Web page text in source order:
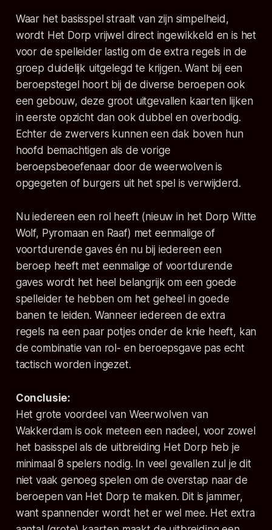
Waar het basisspel straalt van zijn simpelheid,
wordt Het Dorp vrijwel direct ingewikkeld en is het
voor de spelleider lastig om de extra regels in de
groep duidelijk uitgelegd te krijgen. Want bij een
beroepstegel hoort bij de diverse beroepen ook
een gebouw, deze groot uitgevallen kaarten lijken
in eerste opzicht dan ook dubbel en overbodig.
Echter de zwervers kunnen een dak boven hun
hoofd bemachtigen als de vorige
beroepsbeoefenaar door de weerwolven is
opgegeten of burgers uit het spel is verwijderd.
Nu iedereen een rol heeft (nieuw in het Dorp Witte
Wolf, Pyromaan en Raaf) met eenmalige of
voortdurende gaves én nu bij iedereen een
beroep heeft met eenmalige of voortdurende
gaves wordt het heel belangrijk om een goede
spelleider te hebben om het geheel in goede
banen te leiden. Wanneer iedereen de extra
regels na een paar potjes onder de knie heeft, kan
de combinatie van rol- en beroepsgave pas echt
tactisch worden ingezet.
Conclusie:
Het grote voordeel van Weerwolven van
Wakkerdam is ook meteen een nadeel, voor zowel
het basisspel als de uitbreiding Het Dorp heb je
minimaal 8 spelers nodig. In veel gevallen zul je dit
niet vaak genoeg spelen om de overstap naar de
beroepen van Het Dorp te maken. Dit is jammer,
want spannender wordt het er wel mee. Het extra